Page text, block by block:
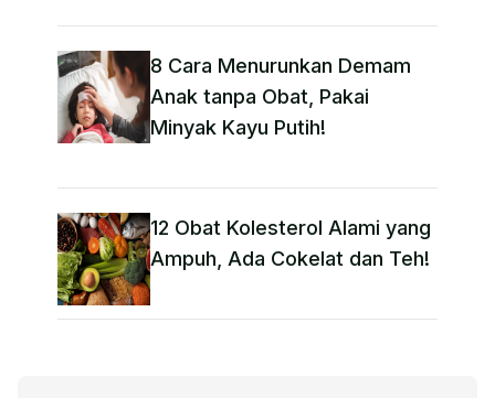
8 Cara Menurunkan Demam
Anak tanpa Obat​, Pakai
Minyak Kayu Putih!
12 Obat Kolesterol Alami yang
Ampuh, Ada Cokelat dan Teh!